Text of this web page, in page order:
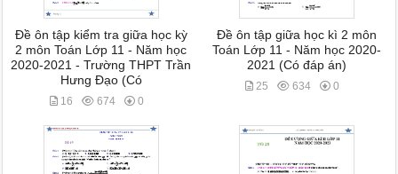
Đề ôn tập kiểm tra giữa học kỳ
2 môn Toán Lớp 11 - Năm học
2020-2021 - Trường THPT Trần
Hưng Đạo (Có
16 674 0
Đề ôn tập giữa học kì 2 môn
Toán Lớp 11 - Năm học 2020-
2021 (Có đáp án)
25 634 0